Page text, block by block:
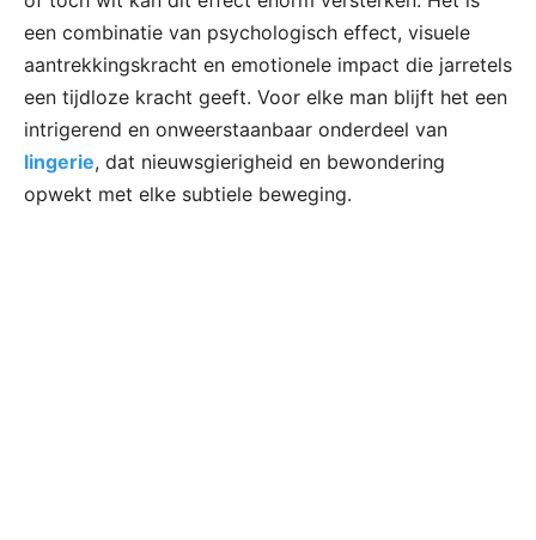
een combinatie van psychologisch effect, visuele
aantrekkingskracht en emotionele impact die jarretels
een tijdloze kracht geeft. Voor elke man blijft het een
intrigerend en onweerstaanbaar onderdeel van
lingerie, dat nieuwsgierigheid en bewondering
opwekt met elke subtiele beweging.